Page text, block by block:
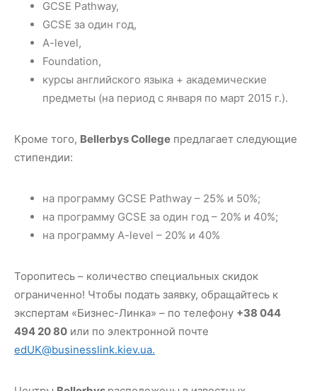
GCSE Pathway,
GCSE за один год,
A-level,
Foundation,
курсы английского языка + академические
предметы (на период с января по март 2015 г.).
Кроме того, Bellerbys College предлагает следующие
стипендии:
на программу GCSE Pathway – 25% и 50%;
на программу GCSE за один год – 20% и 40%;
на программу A-level – 20% и 40%
Торопитесь – количество специальных скидок
ограниченно! Чтобы подать заявку, обращайтесь к
экспертам «Бизнес-Линка» – по телефону +38 044
494 20 80 или по электронной почте
edUK@businesslink.kiev.ua.